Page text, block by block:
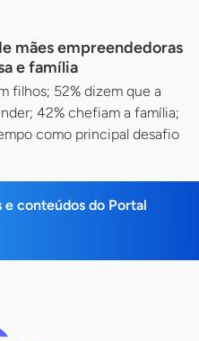
mães empreendedoras
e família
filhos; 52% dizem que a
42% chefiam a família;
como principal desafio
conteúdos do Portal